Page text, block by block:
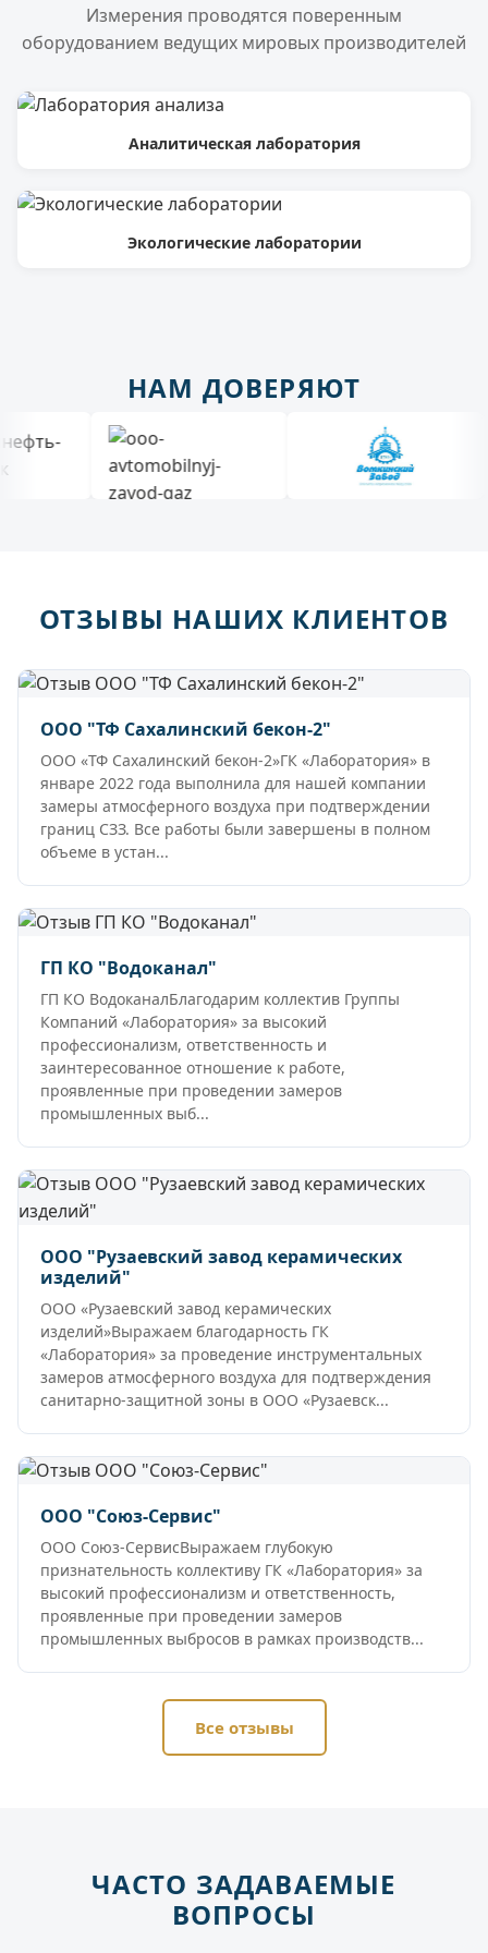
Измерения проводятся поверенным
оборудованием ведущих мировых производителей
Аналитическая лаборатория
Экологические лаборатории
НАМ ДОВЕРЯЮТ
ОТЗЫВЫ НАШИХ КЛИЕНТОВ
ООО "ТФ Сахалинский бекон-2"
ООО «ТФ Сахалинский бекон-2»ГК «Лаборатория» в
январе 2022 года выполнила для нашей компании
замеры атмосферного воздуха при подтверждении
границ СЗЗ. Все работы были завершены в полном
объеме в устан...
ГП КО "Водоканал"
ГП КО ВодоканалБлагодарим коллектив Группы
Компаний «Лаборатория» за высокий
профессионализм, ответственность и
заинтересованное отношение к работе,
проявленные при проведении замеров
промышленных выб...
ООО "Рузаевский завод керамических
изделий"
ООО «Рузаевский завод керамических
изделий»Выражаем благодарность ГК
«Лаборатория» за проведение инструментальных
замеров атмосферного воздуха для подтверждения
санитарно-защитной зоны в ООО «Рузаевск...
ООО "Союз-Сервис"
ООО Союз-СервисВыражаем глубокую
признательность коллективу ГК «Лаборатория» за
высокий профессионализм и ответственность,
проявленные при проведении замеров
промышленных выбросов в рамках производств...
Все отзывы
ЧАСТО ЗАДАВАЕМЫЕ
ВОПРОСЫ